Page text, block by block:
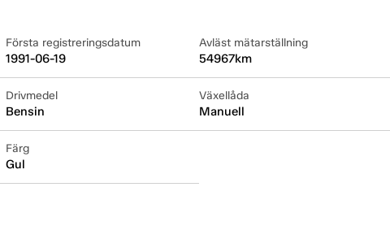
Första registreringsdatum
1991-06-19
Avläst mätarställning
54967km
Drivmedel
Bensin
Växellåda
Manuell
Färg
Gul